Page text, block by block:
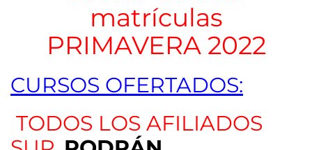
matrículas
PRIMAVERA 2022
CURSOS OFERTADOS:
TODOS LOS AFILIADOS